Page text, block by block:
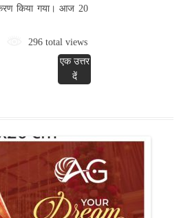
किया गया। आज 20
296 total views
एक उत्तर
दें